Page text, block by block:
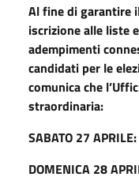
Al fine di garantire
iscrizione alle liste
adempimenti
candidati per le
comunica che
straordinaria:
SABATO 27
DOMENICA 28